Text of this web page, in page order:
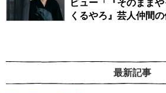
ビュー「『そのまま
くるやろ』芸人仲間
最新記事